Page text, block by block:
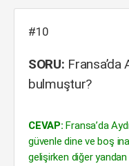
#10
SORU: Fransa’da
bulmuştur?
CEVAP: Fransa’da
güvenle dine ve boş
gelişirken diğer